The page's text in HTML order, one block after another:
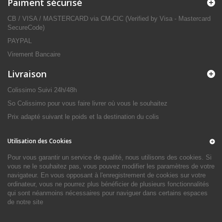
Paiment sécurisé
CB / VISA / MASTERCARD via CM-CIC (Verified by Visa - Mastercard
SecureCode)
PAYPAL
Virement Bancaire
Livraison
Colissimo Suivi 24h/48h
So Colissimo pour vous faire livrer où vous le souhaitez
Prix adapté suivant le poids et la destination du colis
Utilisation des Cookies
Pour vous garantir un service de qualité, nous utilisons des cookies. Si
vous ne le souhaitez pas, vous pouvez modifier les paramètres de votre
navigateur. En vous opposant à l'enregistrement de cookies sur votre
ordinateur, vous ne pourrez plus bénéficier de plusieurs fonctionnalités
qui sont néanmoins nécessaires pour naviguer dans certains espaces
de notre site